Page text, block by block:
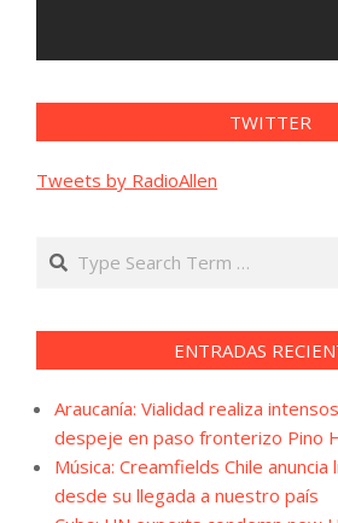
TWITTER
Tweets by RadioAllen
Search
ENTRADAS
Araucanía: Vialidad realiza
despeje en paso fronterizo Pino
Música: Creamfields Chile
desde su llegada a nuestro país